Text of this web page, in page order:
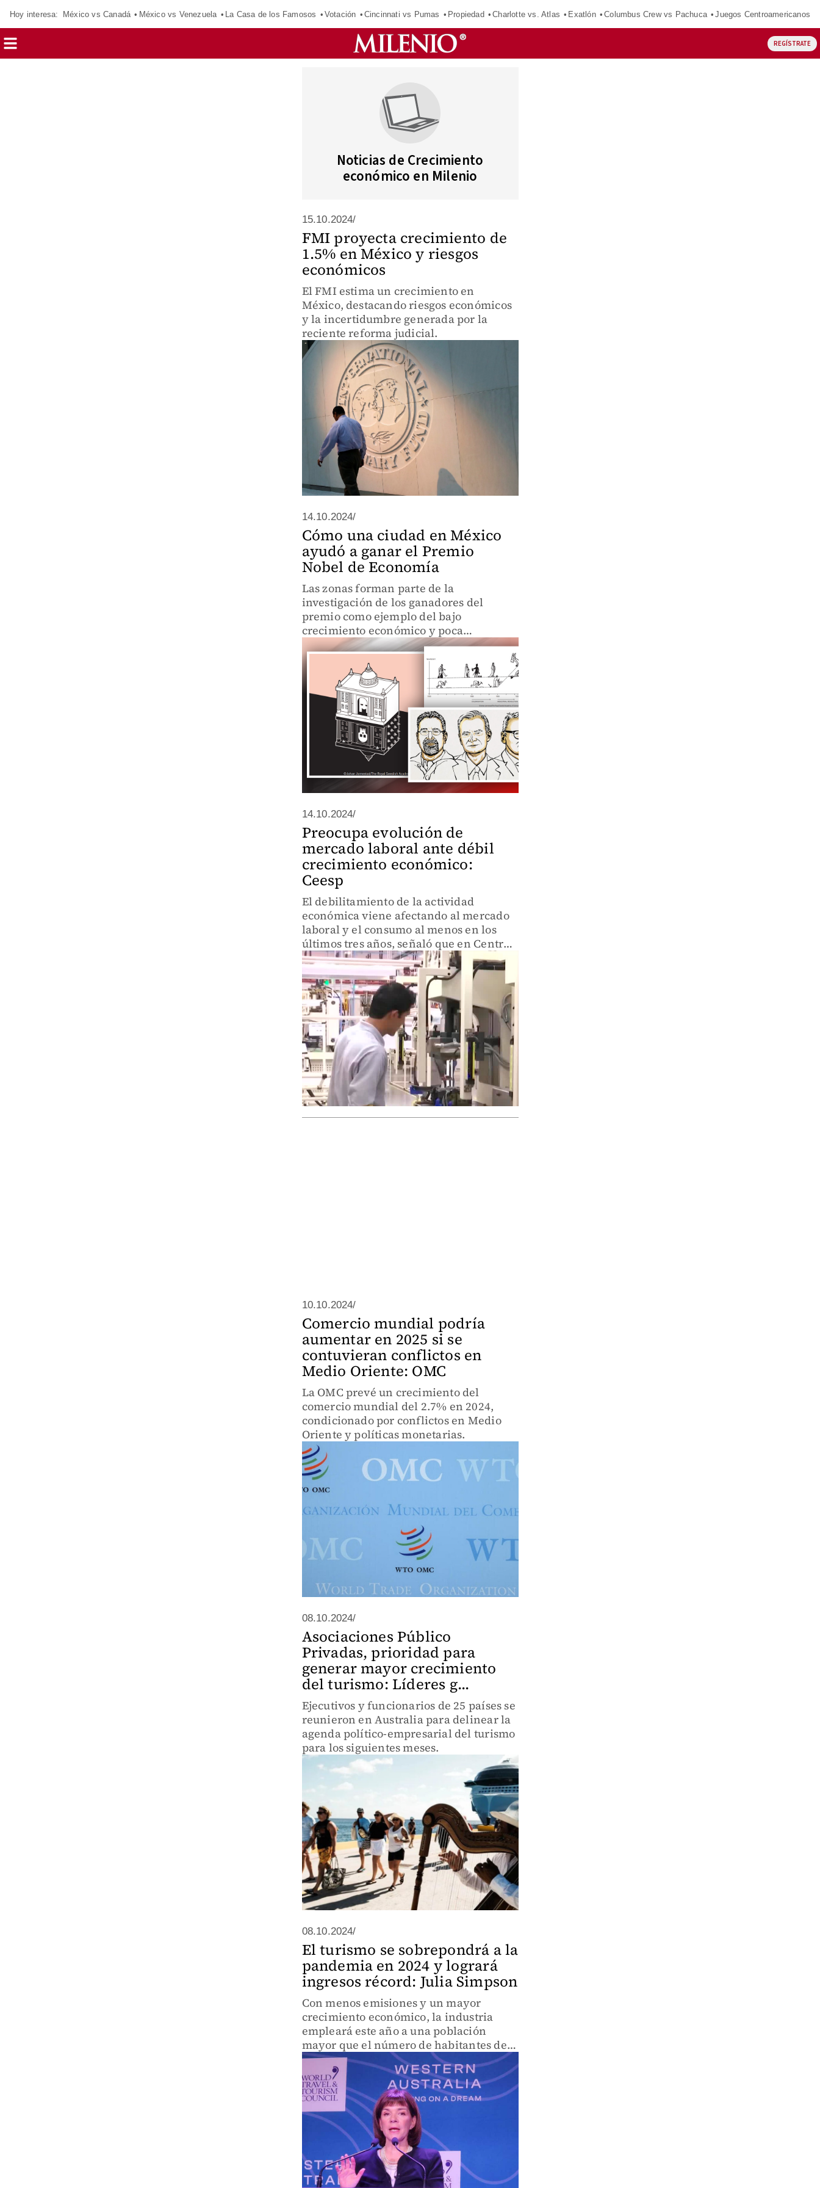
Hoy interesa: México vs Canadá México vs Venezuela La Casa de los Famosos Votación Cincinnati vs Pumas Propiedad Charlotte vs. Atlas Exatlón Columbus Crew vs Pachuca Juegos Centroamericanos
REGÍSTRATE
Noticias de Crecimiento
económico en Milenio
15.10.2024/
FMI proyecta crecimiento de
1.5% en México y riesgos
económicos
El FMI estima un crecimiento en
México, destacando riesgos económicos
y la incertidumbre generada por la
reciente reforma judicial.
14.10.2024/
Cómo una ciudad en México
ayudó a ganar el Premio
Nobel de Economía
Las zonas forman parte de la
investigación de los ganadores del
premio como ejemplo del bajo
crecimiento económico y poca
distribución de la riqueza.
14.10.2024/
Preocupa evolución de
mercado laboral ante débil
crecimiento económico:
Ceesp
El debilitamiento de la actividad
económica viene afectando al mercado
laboral y el consumo al menos en los
últimos tres años, señaló que en Centro
de Estudios
10.10.2024/
Comercio mundial podría
aumentar en 2025 si se
contuvieran conflictos en
Medio Oriente: OMC
La OMC prevé un crecimiento del
comercio mundial del 2.7% en 2024,
condicionado por conflictos en Medio
Oriente y políticas monetarias.
08.10.2024/
Asociaciones Público
Privadas, prioridad para
generar mayor crecimiento
del turismo: Líderes g...
Ejecutivos y funcionarios de 25 países se
reunieron en Australia para delinear la
agenda político-empresarial del turismo
para los siguientes meses.
08.10.2024/
El turismo se sobrepondrá a la
pandemia en 2024 y logrará
ingresos récord: Julia Simpson
Con menos emisiones y un mayor
crecimiento económico, la industria
empleará este año a una población
mayor que el número de habitantes de
Estados Unidos, expone la directora del
Consejo Mundial de Viajes y Turismo al
abrir su Combre Mundial en Perth,